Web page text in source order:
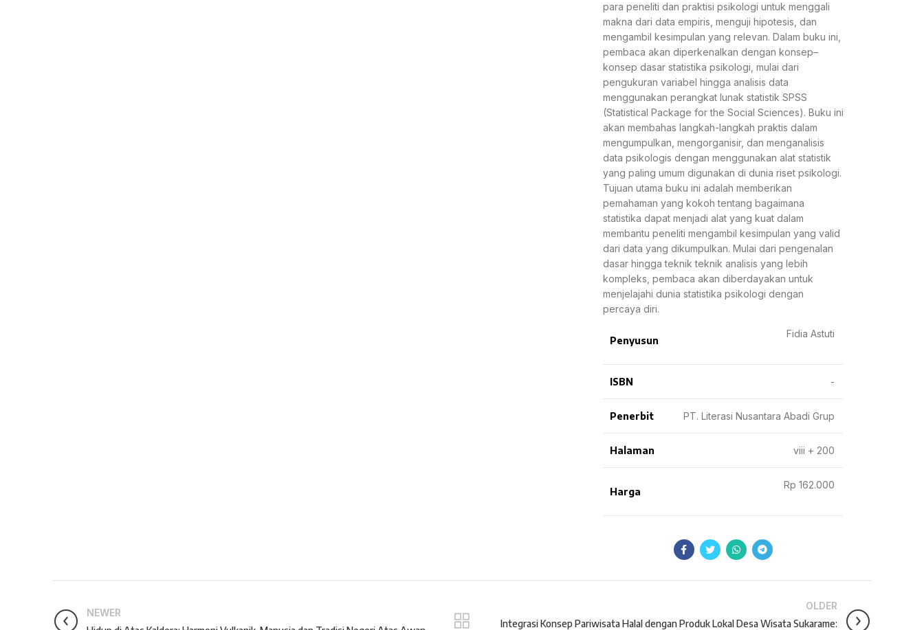
para peneliti dan praktisi psikologi untuk menggali
makna dari data empiris, menguji hipotesis, dan
mengambil kesimpulan yang relevan. Dalam buku ini,
pembaca akan diperkenalkan dengan konsep–
konsep dasar statistika psikologi, mulai dari
pengukuran variabel hingga analisis data
menggunakan perangkat lunak statistik SPSS
(Statistical Package for the Social Sciences). Buku ini
akan membahas langkah-langkah praktis dalam
mengumpulkan, mengorganisir, dan menganalisis
data psikologis dengan menggunakan alat statistik
yang paling umum digunakan di dunia riset psikologi.
Tujuan utama buku ini adalah memberikan
pemahaman yang kokoh tentang bagaimana
statistika dapat menjadi alat yang kuat dalam
membantu peneliti mengambil kesimpulan yang valid
dari data yang dikumpulkan. Mulai dari pengenalan
dasar hingga teknik teknik analisis yang lebih
kompleks, pembaca akan diberdayakan untuk
menjelajahi dunia statistika psikologi dengan
percaya diri.
Penyusun
Fidia Astuti
ISBN -
Penerbit PT. Literasi Nusantara Abadi Grup
Halaman viii + 200
Harga
Rp 162.000
NEWER
OLDER
Integrasi Konsep Pariwisata Halal dengan Produk Lokal Desa Wisata Sukarame: